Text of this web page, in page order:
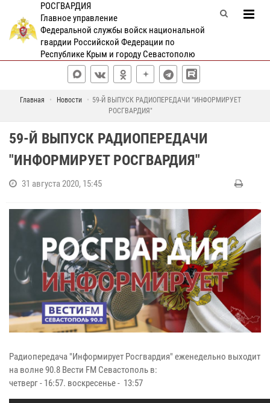
РОСГВАРДИЯ
Главное управление
Федеральной службы войск национальной
гвардии Российской Федерации по
Республике Крым и городу Севастополю
Главная Новости
59-Й ВЫПУСК РАДИОПЕРЕДАЧИ "ИНФОРМИРУЕТ
РОСГВАРДИЯ"
59-Й ВЫПУСК РАДИОПЕРЕДАЧИ
"ИНФОРМИРУЕТ РОСГВАРДИЯ"
31 августа 2020, 15:45
Радиопередача "Информирует Росгвардия" еженедельно выходит
на волне 90.8 Вести FM Севастополь в:
четверг - 16:57. воскресенье - 13:57